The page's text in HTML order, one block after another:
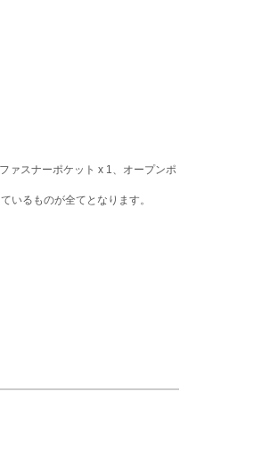
ァスナーポケット x 1、オープンポ
いるものが全てとなります。